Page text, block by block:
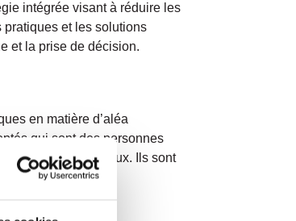
intégrée visant à réduire les
pratiques et les solutions
et la prise de décision.
en matière d’aléa
qui sont des personnes
utile aux travaux. Ils sont
: